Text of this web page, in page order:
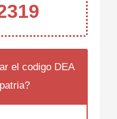
el codigo DEA